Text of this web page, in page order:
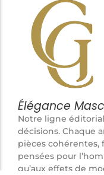
Élégance
Notre ligne
décisions. Chaque
pièces cohérentes,
pensées pour
qu’aux effets de